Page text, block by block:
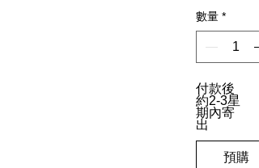
數量 *
付款後
約2-3星
期內寄
出
預購